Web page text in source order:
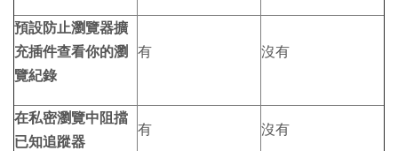
預設防止瀏覽器擴
充插件查看你的瀏
覽紀錄
有 沒有
在私密瀏覽中阻擋
已知追蹤器
有 沒有